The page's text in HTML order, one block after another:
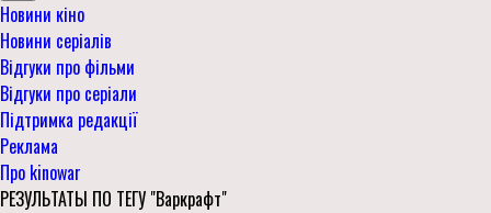
Новини кіно
Новини серіалів
Відгуки про фільми
Відгуки про серіали
Підтримка редакції
Реклама
Про kinowar
РЕЗУЛЬТАТЫ ПО ТЕГУ "Варкрафт"